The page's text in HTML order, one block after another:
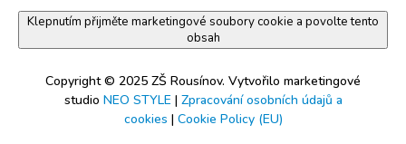
Klepnutím přijměte marketingové soubory cookie a povolte tento
obsah
Copyright © 2025 ZŠ Rousínov. Vytvořilo marketingové
studio NEO STYLE | Zpracování osobních údajů a
cookies | Cookie Policy (EU)